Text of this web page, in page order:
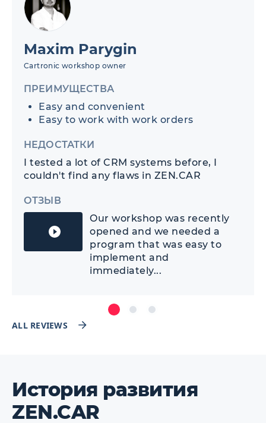
Maxim Parygin
Cartronic workshop owner
ПРЕИМУЩЕСТВА
Easy and convenient
Easy to work with work orders
НЕДОСТАТКИ
I tested a lot of CRM systems before, I
couldn't find any flaws in ZEN.CAR
ОТЗЫВ
Our workshop was recently
opened and we needed a
program that was easy to
implement and
immediately...
ALL REVIEWS
История развития
ZEN.CAR